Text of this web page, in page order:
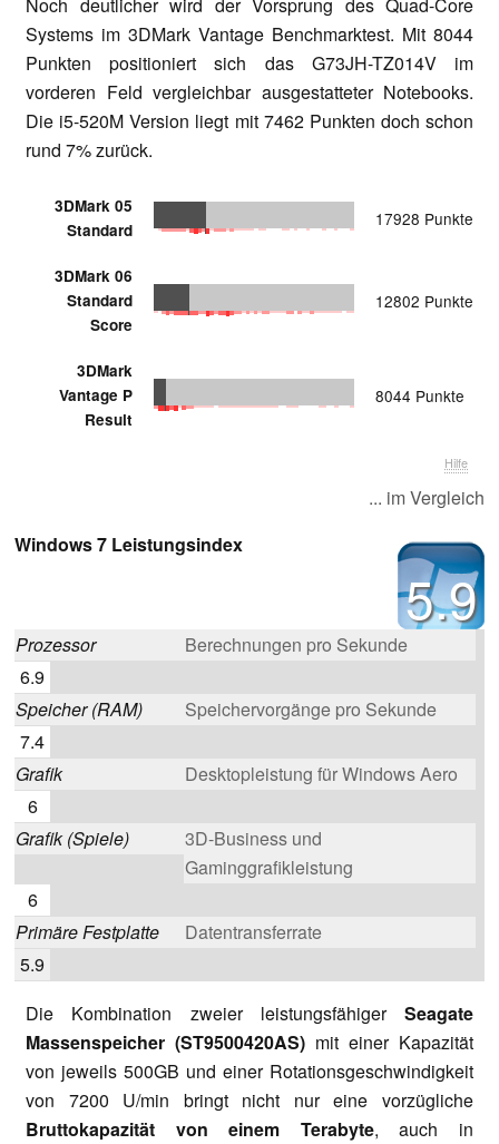
Noch deutlicher wird der Vorsprung des Quad-Core
Systems im 3DMark Vantage Benchmarktest. Mit 8044
Punkten positioniert sich das G73JH-TZ014V im
vorderen Feld vergleichbar ausgestatteter Notebooks.
Die i5-520M Version liegt mit 7462 Punkten doch schon
rund 7% zurück.
3DMark 05
Standard
17928 Punkte
3DMark 06
Standard
Score
12802 Punkte
3DMark
Vantage P
Result
8044 Punkte
Hilfe
... im Vergleich
5.9
Windows 7 Leistungsindex
Prozessor
Berechnungen pro Sekunde
6.9
Speicher (RAM)
Speichervorgänge pro Sekunde
7.4
Grafik
Desktopleistung für Windows Aero
6
Grafik (Spiele)
3D-Business und
Gaminggrafikleistung
6
Primäre Festplatte
Datentransferrate
5.9
Die Kombination zweier leistungsfähiger Seagate
Massenspeicher (ST9500420AS) mit einer Kapazität
von jeweils 500GB und einer Rotationsgeschwindigkeit
von 7200 U/min bringt nicht nur eine vorzügliche
Bruttokapazität von einem Terabyte, auch in